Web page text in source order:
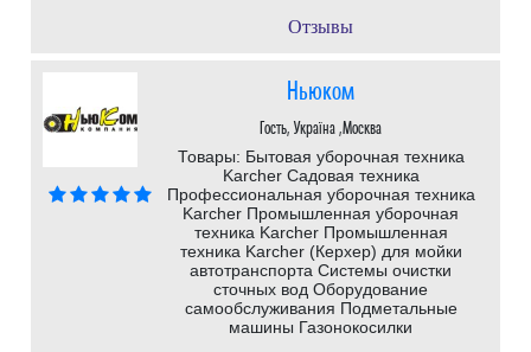
Отзывы
Ньюком
Гость, Україна ,Москва
Товары: Бытовая уборочная техника
Karcher Садовая техника
Профессиональная уборочная техника
Karcher Промышленная уборочная
техника Karcher Промышленная
техника Karcher (Керхер) для мойки
автотранспорта Системы очистки
сточных вод Оборудование
самообслуживания Подметальные
машины Газонокосилки